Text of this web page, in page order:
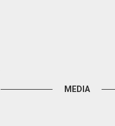
MEDIA